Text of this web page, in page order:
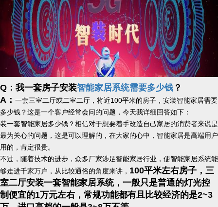
Q：我一套房子安装智能家居系统需要多少钱 ？
A： 一套三室二厅或二室二厅，将近100平米的房子，安装智能家居需要
多少钱？这是一个客户经常会问的问题，今天我详细回答如下：
装一套智能家居多少钱？相信对于想要着手改造自己家居的消费者来说是
最为关心的问题，这是可以理解的，在大家的心中，智能家居是高端用户
用的，肯定很贵。
不过，随着技术的进步，众多厂家涉足智能家居行业，使智能家居系统能
够走进千家万户，从比较通俗的角度来讲， 100平米左右房子，三
室二厅安装一套智能家居系统，一般只是普通的灯光控
制便宜的1万元左右，常规功能都有且比较经济的是2~3